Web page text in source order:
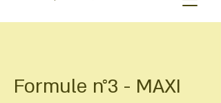
Formule n°3 - MAXI